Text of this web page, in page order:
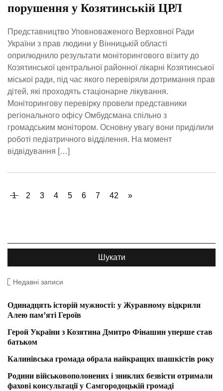
порушення у Козятинській ЦРЛ
Представництво Уповноваженого Верховної Ради
України з прав людини у Вінницькій області
оприлюднило результати моніторингового візиту до
Козятинської центральної районної лікарні Козятинської
міської ради, під час якого перевіряли дотримання прав
дітей, які проходять стаціонарне лікування.
Моніторингову перевірку провели представники
регіонального офісу Омбудсмана спільно з
громадським монітором. Основну увагу вони приділили
роботі педіатричного відділення. На момент
відвідування […]
1 2 3 4 5 6 7 42 »
Недавні записи
Одинадцять історій мужності: у Журавному відкрили
Алею пам’яті Героїв
Герой України з Козятина Дмитро Фінашин уперше став
батьком
Калинівська громада обрала найкращих шашкістів року
Родини військовополонених і зниклих безвісти отримали
фахові консультації у Самгородоцькій громаді